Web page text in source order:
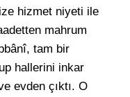
hizmet niyeti ile
mahrum
tam bir
hallerini inkar
evden çıktı. O